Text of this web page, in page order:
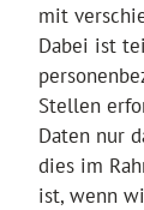
mit
Dabei ist
Stellen
Daten nur
dies im
ist, wenn